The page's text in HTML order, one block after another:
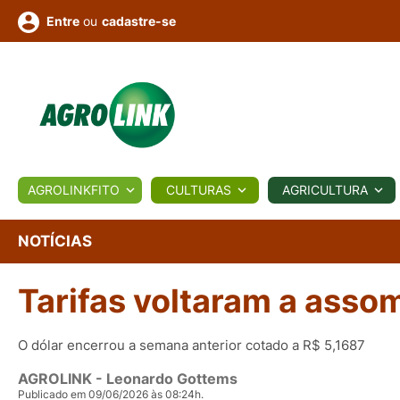
BIOLÓGICOS COTAÇÕES NOTÍCIAS
Conversor Colunistas Eventos
e
Vídeos
Entre ou cadastre-se
AGROLINKFITO CULTURAS AGRICULTURA
NOTÍCIAS
Tarifas voltaram a
O dólar encerrou a semana anterior cotado a R$ 5,1687
AGROLINK - Leonardo Gottems
Publicado em 09/06/2026 às 08:24h.